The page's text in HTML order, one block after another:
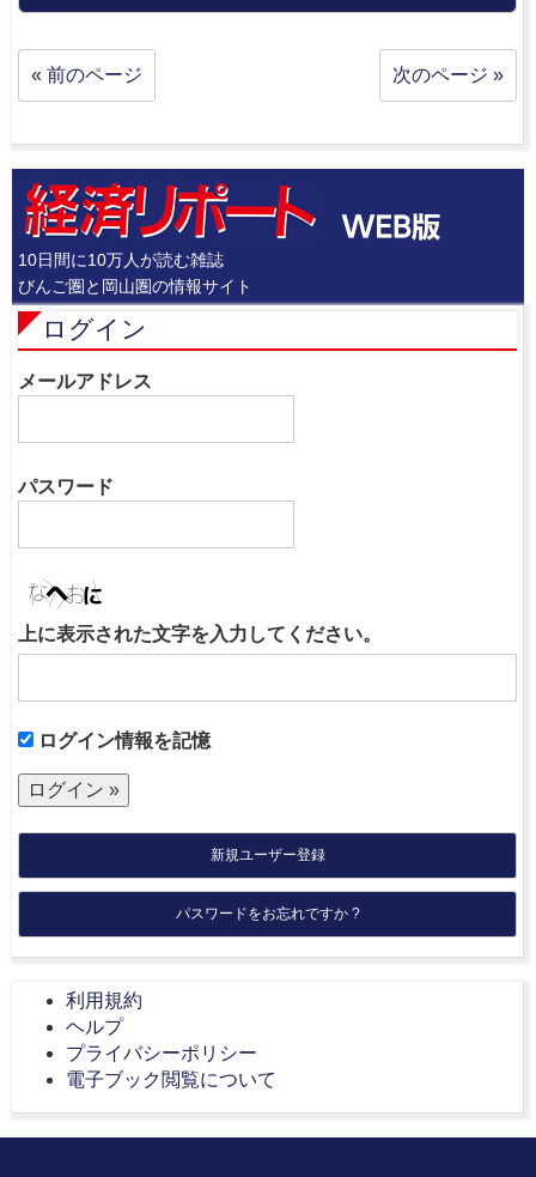
« 前のページ 次のページ »
10日間に10万人が読む雑誌
びんご圏と岡山圏の情報サイト
ログイン
メールアドレス
パスワード
上に表示された文字を入力してください。
ログイン情報を記憶
新規ユーザー登録
パスワードをお忘れですか ?
利用規約
ヘルプ
プライバシーポリシー
電子ブック閲覧について